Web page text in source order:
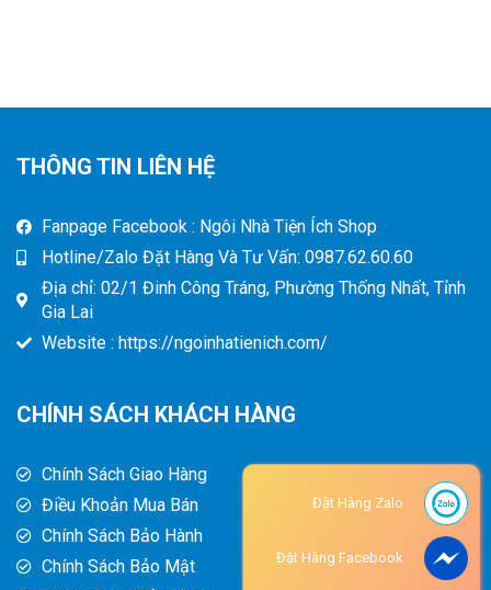
THÔNG TIN LIÊN HỆ
Fanpage Facebook : Ngôi Nhà Tiện Ích Shop
Hotline/Zalo Đặt Hàng Và Tư Vấn: 0987.62.60.60
Địa chỉ: 02/1 Đinh Công Tráng, Phường Thống Nhất, Tỉnh
Gia Lai
Website : https://ngoinhatienich.com/
CHÍNH SÁCH KHÁCH HÀNG
Chính Sách Giao Hàng
Điều Khoản Mua Bán
Chính Sách Bảo Hành
Chính Sách Bảo Mật
Đặt Hàng Zalo
Đặt Hàng Facebook